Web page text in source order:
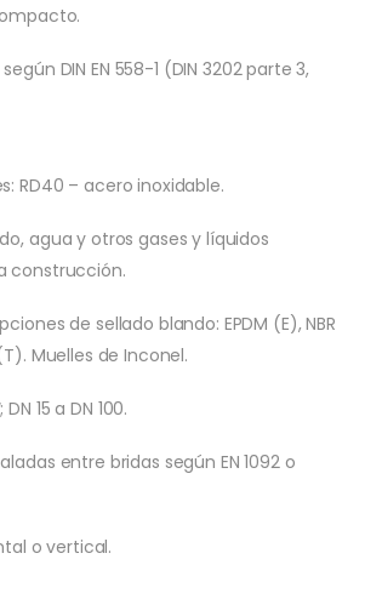
DIN EN 558-1 (DIN 3202 parte 3,
RD40 – acero inoxidable.
agua y otros gases y líquidos
construcción.
de sellado blando: EPDM (E), NBR
Muelles de Inconel.
15 a DN 100.
entre bridas según EN 1092 o
o vertical.